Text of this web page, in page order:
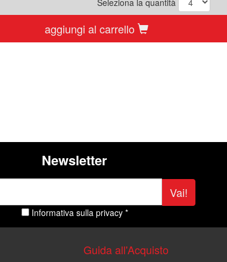
Seleziona la quantità
aggiungi al carrello
Newsletter
Vai!
Informativa sulla privacy *
Guida all'Acquisto